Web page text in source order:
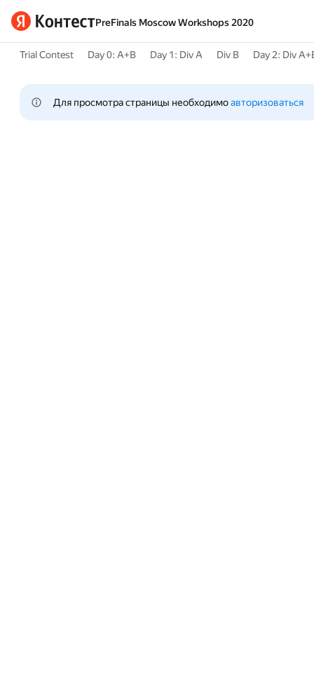
PreFinals Moscow Workshops 2020
Trial Contest Day 0: A+B Day 1: Div A Div B Day 2: Div
Для просмотра страницы необходимо авторизоваться